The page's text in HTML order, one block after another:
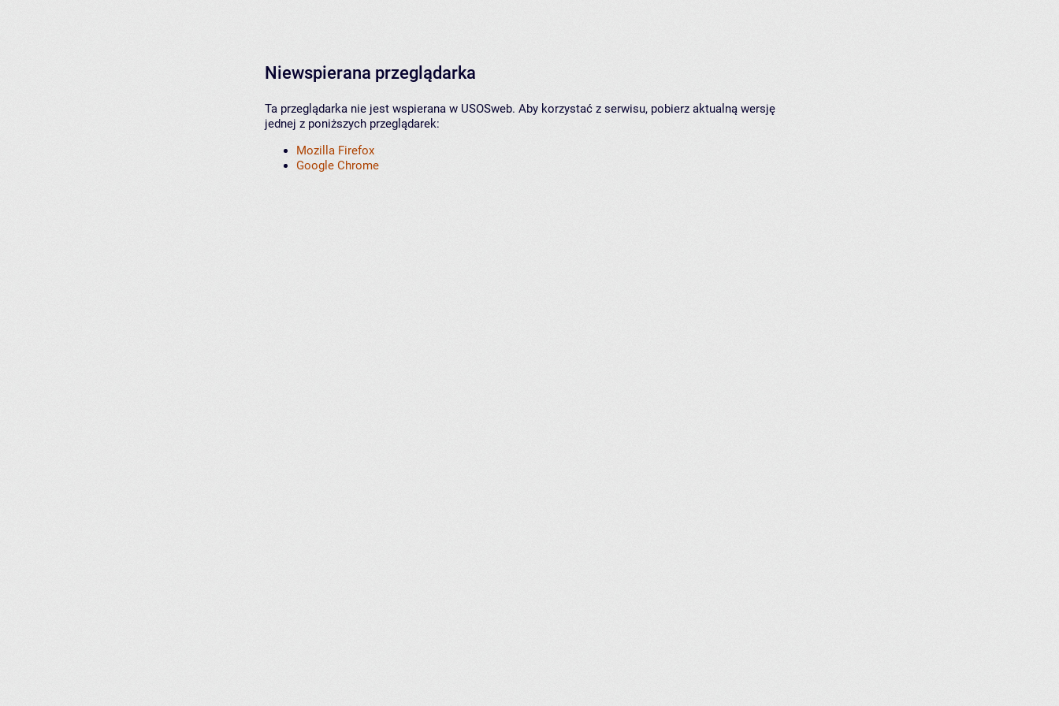
Niewspierana przeglądarka
Ta przeglądarka nie jest wspierana w USOSweb. Aby korzystać z serwisu, pobierz aktualną wersję
jednej z poniższych przeglądarek:
Mozilla Firefox
Google Chrome